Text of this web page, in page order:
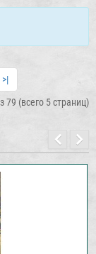
>|
79 (всего 5 страниц)